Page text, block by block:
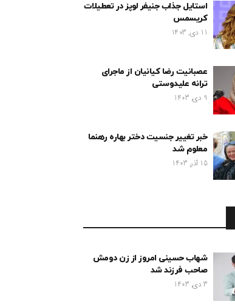
استایل جذاب جنیفر لوپز در تعطیلات
کریسمس
11 دی, 1403
عصبانیت رضا کیانیان از ماجرای
ترانه علیدوستی
9 دی, 1403
خبر تغییر جنسیت دختر بهاره رهنما
معلوم شد
15 آذر, 1403
شهاب حسینی امروز از زن دومش
صاحب فرزند شد
3 دی, 1403